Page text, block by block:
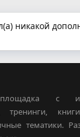
никакой
площадка с
тренинги,
тематики.